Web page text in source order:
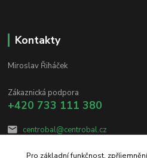
Kontakty
Miroslav Řiháček
Zákaznická podpora
+420 733 111 380
centrobal@centrobal.cz
Pro základní funkčnost,